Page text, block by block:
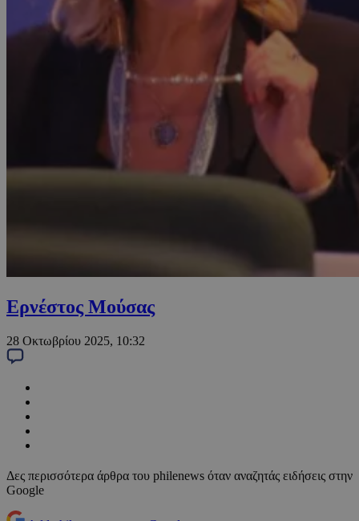
Ερνέστος Μούσας
28 Οκτωβρίου 2025, 10:32
Δες περισσότερα άρθρα του philenews όταν αναζητάς ειδήσεις στην
Google